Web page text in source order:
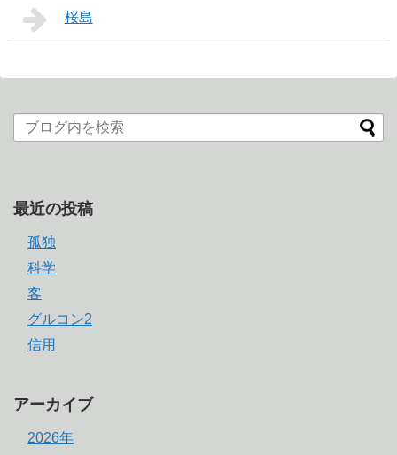
桜島
最近の投稿
孤独
科学
客
グルコン2
信用
アーカイブ
2026年